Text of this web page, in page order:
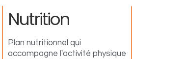
Nutrition
Plan nutritionnel qui
accompagne l'activité physique